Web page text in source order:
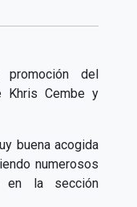
del
Khris Cembe y
buena acogida
numerosos
en la sección